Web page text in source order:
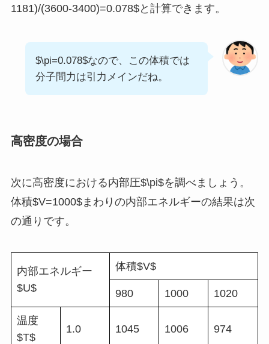
1181)/(3600-3400)=0.078$と計算できます。
$\pi=0.078$なので、この体積では
分子間力は引力メインだね。
高密度の場合
次に高密度における内部圧$\pi$を調べましょう。
体積$V=1000$まわりの内部エネルギーの結果は次
の通りです。
内部エネルギー
$U$
体積$V$
980 1000 1020
温度
$T$
1.0 1045 1006 974